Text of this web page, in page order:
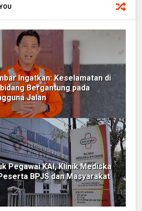
Ingatkan: Keselamatan di
Bergantung pada
Jalan
Pegawai KAI, Klinik Mediska
BPJS dan Masyarakat